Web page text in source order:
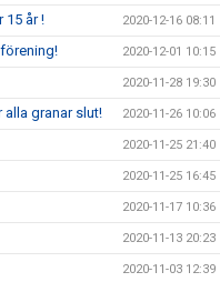
15 år ! 2020-12-16 08:11
2020-12-01 10:15
2020-11-28 19:30
alla granar slut! 2020-11-26 10:06
2020-11-25 21:40
2020-11-25 16:45
2020-11-17 10:36
2020-11-13 20:23
2020-11-03 12:39